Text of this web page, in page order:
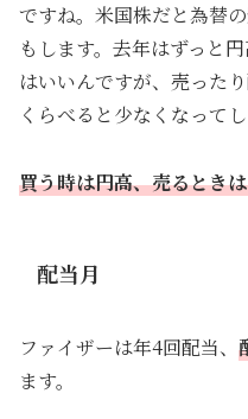
ですね。米国株だと為替
もします。去年はずっと
はいいんですが、売った
くらべると少なくなってし
買う時は円高、売るとき
配当月
ファイザーは年4回配当、
ます。